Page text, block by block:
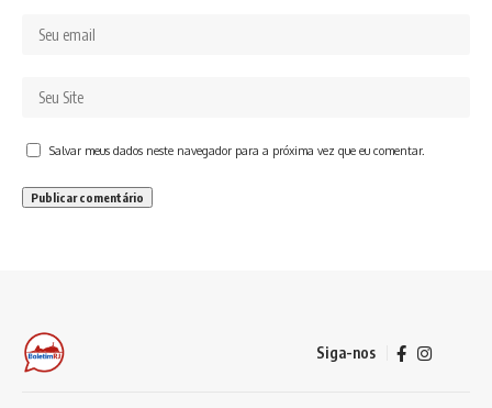
Salvar meus dados neste navegador para a próxima vez que eu comentar.
Siga-nos